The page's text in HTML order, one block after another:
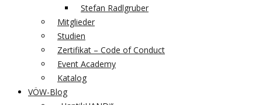
Stefan Radlgruber
Mitglieder
Studien
Zertifikat – Code of Conduct
Event Academy
Katalog
VÖW-Blog